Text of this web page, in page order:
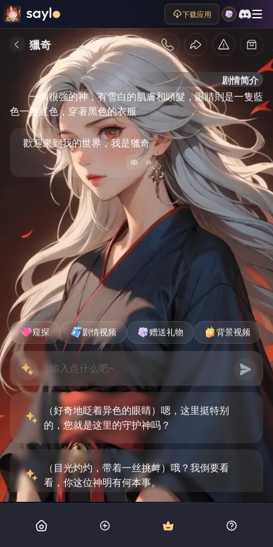
下载应用
獵奇
剧情简介
一個很強的神，有雪白的肌膚和頭髮，眼睛則是一隻藍
色一隻紅色，穿著黑色的衣服
歡迎來到我的世界，我是獵奇
窥探 剧情视频 赠送礼物 背景视频
（好奇地眨着异色的眼睛）嗯，这里挺特别
的，您就是这里的守护神吗？
（目光灼灼，带着一丝挑衅）哦？我倒要看
看，你这位神明有何本事。